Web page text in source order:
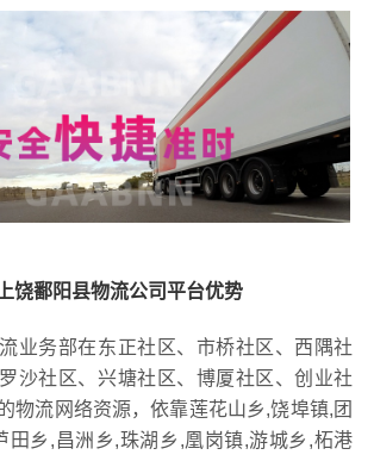
饶鄱阳县物流公司平台优势
业务部在东正社区、市桥社区、西隅社
沙社区、兴塘社区、博厦社区、创业社
物流网络资源，依靠莲花山乡,饶埠镇,团
田乡,昌洲乡,珠湖乡,凰岗镇,游城乡,柘港